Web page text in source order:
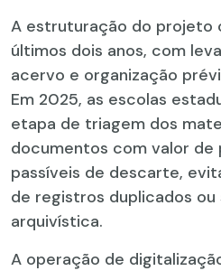
A estruturação do projeto
últimos dois anos, com
acervo e organização
Em 2025, as escolas
etapa de triagem dos
documentos com valor de
passíveis de descarte,
de registros duplicados ou
arquivística.
A operação de